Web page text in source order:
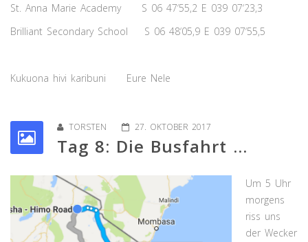
St. Anna Marie Academy S 06 47‘55,2 E 039 07‘23,3
Brilliant Secondary School S 06 48‘05,9 E 039 07‘55,5
Kukuona hivi karibuni Eure Nele
TORSTEN 27. OKTOBER 2017
Tag 8: Die Busfahrt ...
Um 5 Uhr
morgens
riss uns
der Wecker